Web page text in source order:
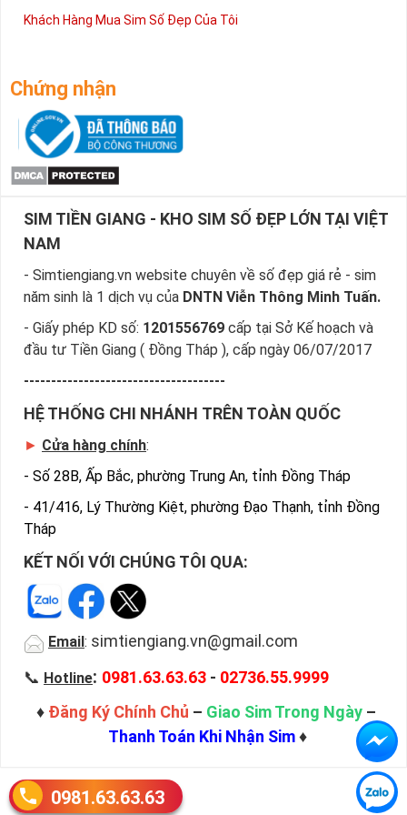
Khách Hàng Mua Sim Số Đẹp Của Tôi
Chứng nhận
SIM TIỀN GIANG - KHO SIM SỐ ĐẸP LỚN TẠI VIỆT
NAM
- Simtiengiang.vn website chuyên về số đẹp giá rẻ - sim
năm sinh là 1 dịch vụ của DNTN Viễn Thông Minh Tuấn.
- Giấy phép KD số: 1201556769 cấp tại Sở Kế hoạch và
đầu tư Tiền Giang ( Đồng Tháp ), cấp ngày 06/07/2017
-------------------------------------
HỆ THỐNG CHI NHÁNH TRÊN TOÀN QUỐC
► Cửa hàng chính:
- Số 28B, Ấp Bắc, phường Trung An, tỉnh Đồng Tháp
- 41/416, Lý Thường Kiệt, phường Đạo Thạnh, tỉnh Đồng
Tháp
KẾT NỐI VỚI CHÚNG TÔI QUA:
Email : simtiengiang.vn@gmail.com
📞 Hotline: 0981.63.63.63 - 02736.55.9999
♦ Đăng Ký Chính Chủ – Giao Sim Trong Ngày –
Thanh Toán Khi Nhận Sim♦
0981.63.63.63